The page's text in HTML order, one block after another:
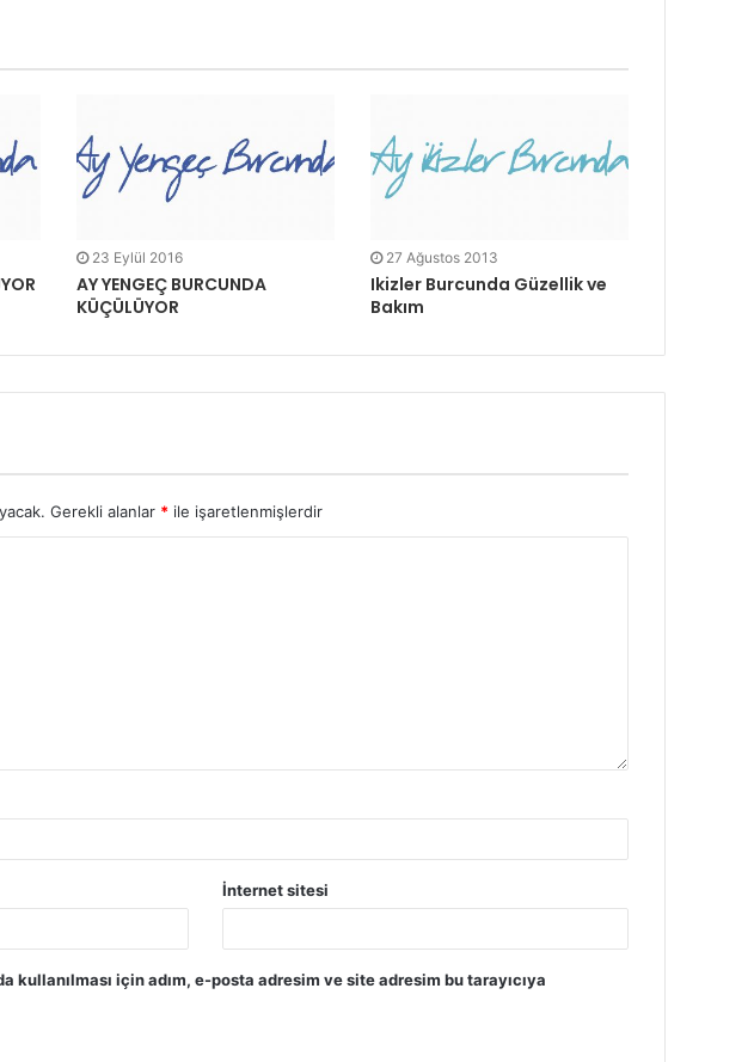
23 Eylül 2016
AY YENGEÇ BURCUNDA
KÜÇÜLÜYOR
27 Ağustos 2013
Ikizler Burcunda Güzellik ve
Bakım
Gerekli alanlar * ile işaretlenmişlerdir
İnternet sitesi
kullanılması için adım, e-posta adresim ve site adresim bu tarayıcıya